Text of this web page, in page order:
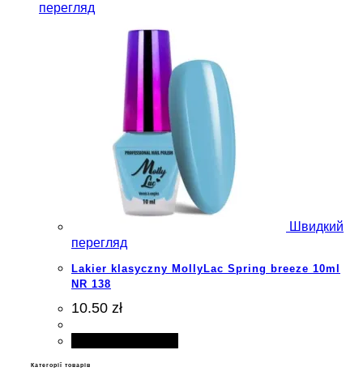
перегляд
Швидкий
перегляд
Lakier klasyczny MollyLac Spring breeze 10ml
NR 138
10.50 zł
Категорії товарів